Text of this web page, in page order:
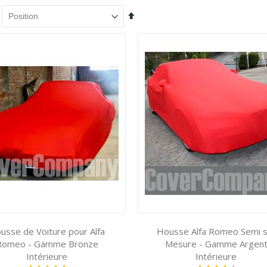
de Voiture pour Alfa
- Gamme Bronze
Intérieure
Housse Alfa Romeo Semi
Mesure - Gamme Argent
Intérieure